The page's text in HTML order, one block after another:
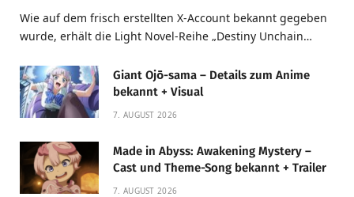
Wie auf dem frisch erstellten X-Account bekannt gegeben
wurde, erhält die Light Novel-Reihe „Destiny Unchain…
Giant Ojō-sama – Details zum Anime
bekannt + Visual
7. AUGUST 2026
Made in Abyss: Awakening Mystery –
Cast und Theme-Song bekannt + Trailer
7. AUGUST 2026